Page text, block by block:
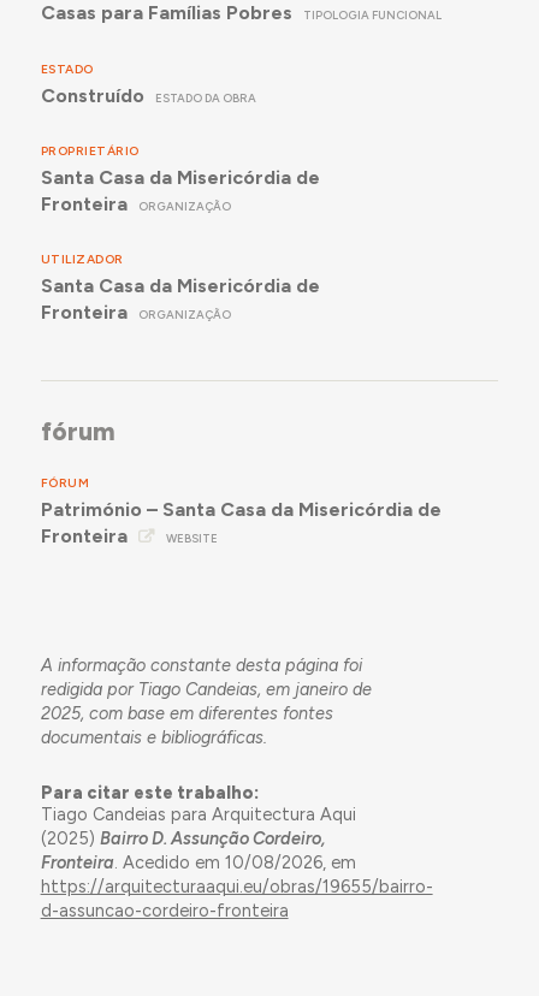
Casas para Famílias Pobres
TIPOLOGIA FUNCIONAL
ESTADO
Construído ESTADO DA OBRA
PROPRIETÁRIO
Santa Casa da Misericórdia de
Fronteira
ORGANIZAÇÃO
UTILIZADOR
Santa Casa da Misericórdia de
Fronteira
ORGANIZAÇÃO
fórum
FÓRUM
Património – Santa Casa da Misericórdia de
Fronteira
WEBSITE
A informação constante desta página foi
redigida por Tiago Candeias, em janeiro de
2025, com base em diferentes fontes
documentais e bibliográficas.
Para citar este trabalho:
Tiago Candeias para Arquitectura Aqui
(2025) Bairro D. Assunção Cordeiro,
Fronteira. Acedido em 10/08/2026, em
https://arquitecturaaqui.eu/obras/19655/bairro-
d-assuncao-cordeiro-fronteira